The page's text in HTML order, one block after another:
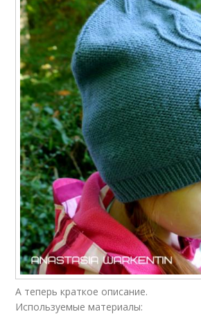
А теперь краткое описание.
Используемые материалы: